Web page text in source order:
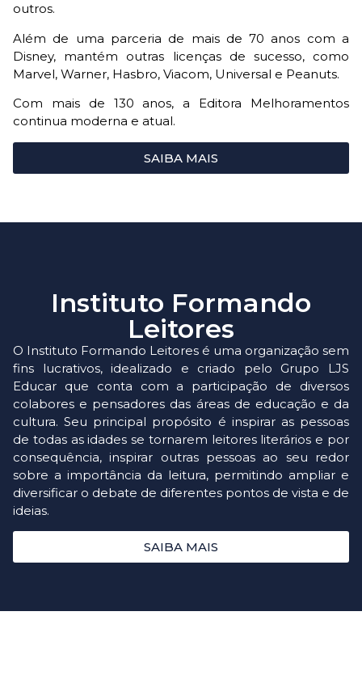
outros.
Além de uma parceria de mais de 70 anos com a
Disney, mantém outras licenças de sucesso, como
Marvel, Warner, Hasbro, Viacom, Universal e Peanuts.
Com mais de 130 anos, a Editora Melhoramentos
continua moderna e atual.
SAIBA MAIS
Instituto Formando
Leitores
O Instituto Formando Leitores é uma organização sem
fins lucrativos, idealizado e criado pelo Grupo LJS
Educar que conta com a participação de diversos
colabores e pensadores das áreas de educação e da
cultura. Seu principal propósito é inspirar as pessoas
de todas as idades se tornarem leitores literários e por
consequência, inspirar outras pessoas ao seu redor
sobre a importância da leitura, permitindo ampliar e
diversificar o debate de diferentes pontos de vista e de
ideias.
SAIBA MAIS